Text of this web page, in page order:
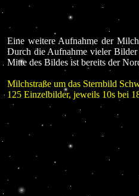
Eine weitere Aufnahme der
Durch die Aufnahme vieler Bilder
Mitte des Bildes ist bereits der
Milchstraße um das Sternbild
125 Einzelbilder, jeweils 10s bei